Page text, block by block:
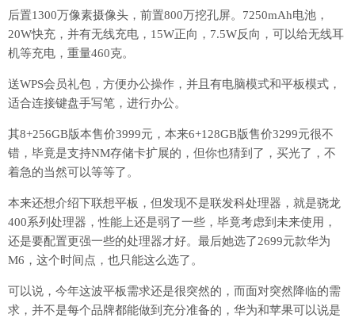
后置1300万像素摄像头，前置800万挖孔屏。7250mAh电池，
20W快充，并有无线充电，15W正向，7.5W反向，可以给无线耳
机等充电，重量460克。
送WPS会员礼包，方便办公操作，并且有电脑模式和平板模式，
适合连接键盘手写笔，进行办公。
其8+256GB版本售价3999元，本来6+128GB版售价3299元很不
错，毕竟是支持NM存储卡扩展的，但你也猜到了，买光了，不
着急的当然可以等等了。
本来还想介绍下联想平板，但发现不是联发科处理器，就是骁龙
400系列处理器，性能上还是弱了一些，毕竟考虑到未来使用，
还是要配置更强一些的处理器才好。最后她选了2699元款华为
M6，这个时间点，也只能这么选了。
可以说，今年这波平板需求还是很突然的，而面对突然降临的需
求，并不是每个品牌都能做到充分准备的，华为和苹果可以说是